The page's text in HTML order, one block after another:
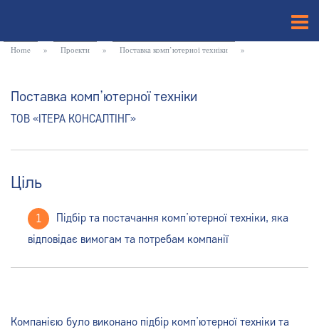
Home » Проекти » Поставка комп’ютерної техніки »
Поставка комп’ютерної техніки
ТОВ «ІТЕРА КОНСАЛТІНГ»
Ціль
Підбір та постачання комп’ютерної техніки, яка
відповідає вимогам та потребам компанії
Компанією було виконано підбір комп’ютерної техніки та